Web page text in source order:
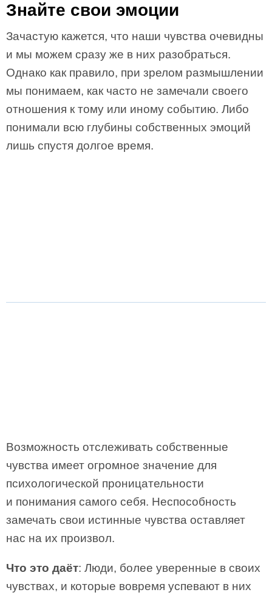
Знайте свои эмоции
Зачастую кажется, что наши чувства очевидны
и мы можем сразу же в них разобраться.
Однако как правило, при зрелом размышлении
мы понимаем, как часто не замечали своего
отношения к тому или иному событию. Либо
понимали всю глубины собственных эмоций
лишь спустя долгое время.
Возможность отслеживать собственные
чувства имеет огромное значение для
психологической проницательности
и понимания самого себя. Неспособность
замечать свои истинные чувства оставляет
нас на их произвол.
Что это даёт: Люди, более уверенные в своих
чувствах, и которые вовремя успевают в них